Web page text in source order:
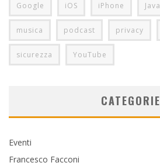
Google iOS iPhone Java
musica podcast privacy
sicurezza YouTube
CATEGORIE
Eventi
Francesco Facconi